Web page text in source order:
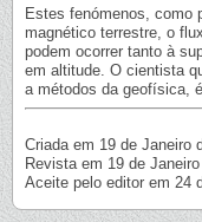
Estes fenómenos, como
magnético terrestre, o
podem ocorrer tanto à
em altitude. O cientista
a métodos da geofísica,
Criada em 19 de Janeiro
Revista em 19 de
Aceite pelo editor em 24